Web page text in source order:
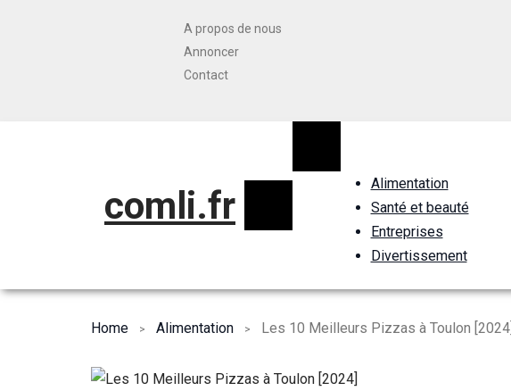
A propos de nous
Annoncer
Contact
comli.fr
Alimentation
Santé et beauté
Entreprises
Divertissement
Home Alimentation Les 10 Meilleurs Pizzas à Toulon [2024]